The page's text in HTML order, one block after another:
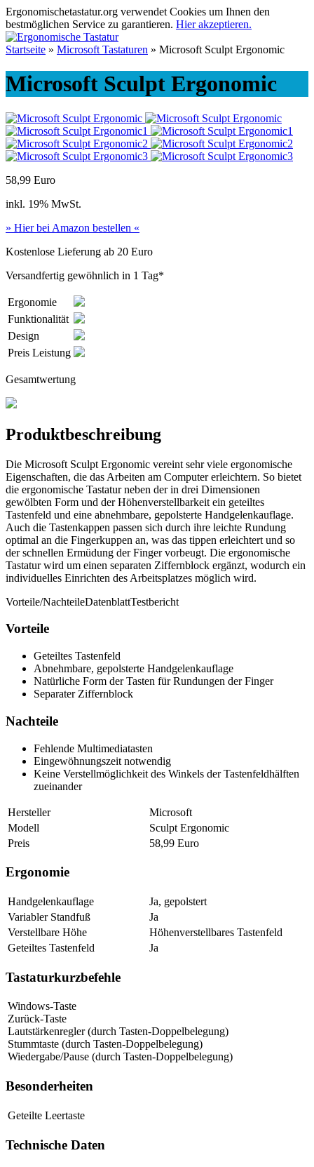
Ergonomischetastatur.org verwendet Cookies um Ihnen den
bestmöglichen Service zu garantieren. Hier akzeptieren.
Startseite » Microsoft Tastaturen » Microsoft Sculpt Ergonomic
Microsoft Sculpt Ergonomic
58,99 Euro
inkl. 19% MwSt.
» Hier bei Amazon bestellen «
Kostenlose Lieferung ab 20 Euro
Versandfertig gewöhnlich in 1 Tag*
Ergonomie
Funktionalität
Design
Preis Leistung
Gesamtwertung
Produktbeschreibung
Die Microsoft Sculpt Ergonomic vereint sehr viele ergonomische
Eigenschaften, die das Arbeiten am Computer erleichtern. So bietet
die ergonomische Tastatur neben der in drei Dimensionen
gewölbten Form und der Höhenverstellbarkeit ein geteiltes
Tastenfeld und eine abnehmbare, gepolsterte Handgelenkauflage.
Auch die Tastenkappen passen sich durch ihre leichte Rundung
optimal an die Fingerkuppen an, was das tippen erleichtert und so
der schnellen Ermüdung der Finger vorbeugt. Die ergonomische
Tastatur wird um einen separaten Ziffernblock ergänzt, wodurch ein
individuelles Einrichten des Arbeitsplatzes möglich wird.
Vorteile/NachteileDatenblattTestbericht
Vorteile
Geteiltes Tastenfeld
Abnehmbare, gepolsterte Handgelenkauflage
Natürliche Form der Tasten für Rundungen der Finger
Separater Ziffernblock
Nachteile
Fehlende Multimediatasten
Eingewöhnungszeit notwendig
Keine Verstellmöglichkeit des Winkels der Tastenfeldhälften
zueinander
Hersteller
Microsoft
Modell
Sculpt Ergonomic
Preis
58,99 Euro
Ergonomie
Handgelenkauflage
Ja, gepolstert
Variabler Standfuß
Ja
Verstellbare Höhe
Höhenverstellbares Tastenfeld
Geteiltes Tastenfeld
Ja
Tastaturkurzbefehle
Windows-Taste
Zurück-Taste
Lautstärkenregler (durch Tasten-Doppelbelegung)
Stummtaste (durch Tasten-Doppelbelegung)
Wiedergabe/Pause (durch Tasten-Doppelbelegung)
Besonderheiten
Geteilte Leertaste
Technische Daten